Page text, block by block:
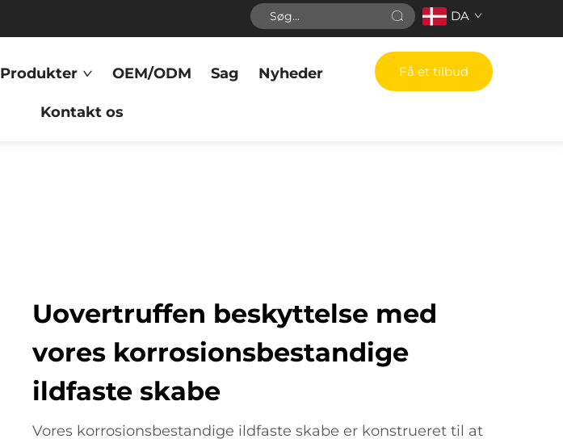
DA
Produkter OEM/ODM Sag Nyheder
Kontakt os
Få et tilbud
Uovertruffen beskyttelse med
vores korrosionsbestandige
ildfaste skabe
Vores korrosionsbestandige ildfaste skabe er konstrueret til at